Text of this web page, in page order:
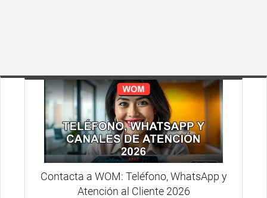
Contacta a WOM: Teléfono, WhatsApp y
Atención al Cliente 2026